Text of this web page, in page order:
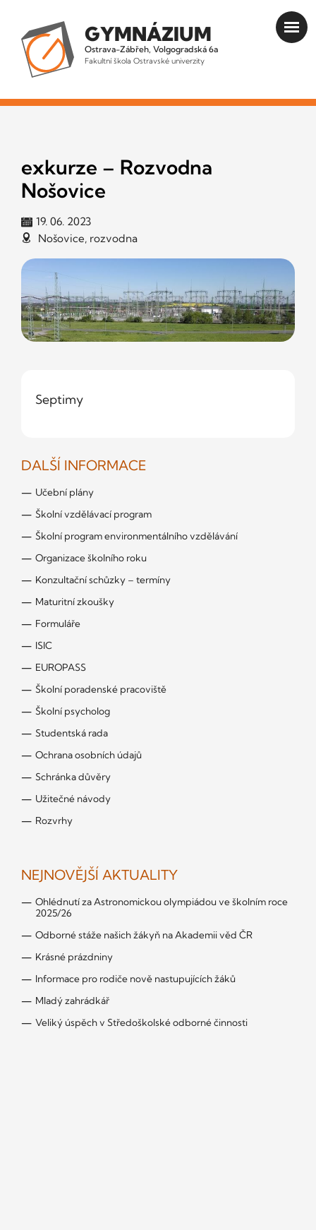
GYMNÁZIUM
Ostrava-Zábřeh, Volgogradská 6a
Fakultní škola Ostravské univerzity
exkurze – Rozvodna
Nošovice
19. 06. 2023
Nošovice, rozvodna
Septimy
DALŠÍ INFORMACE
Učební plány
Školní vzdělávací program
Školní program environmentálního vzdělávání
Organizace školního roku
Konzultační schůzky – termíny
Maturitní zkoušky
Formuláře
ISIC
EUROPASS
Školní poradenské pracoviště
Školní psycholog
Studentská rada
Ochrana osobních údajů
Schránka důvěry
Užitečné návody
Rozvrhy
NEJNOVĚJŠÍ AKTUALITY
Ohlédnutí za Astronomickou olympiádou ve školním roce
2025/26
Odborné stáže našich žákyň na Akademii věd ČR
Krásné prázdniny
Informace pro rodiče nově nastupujících žáků
Mladý zahrádkář
Veliký úspěch v Středoškolské odborné činnosti